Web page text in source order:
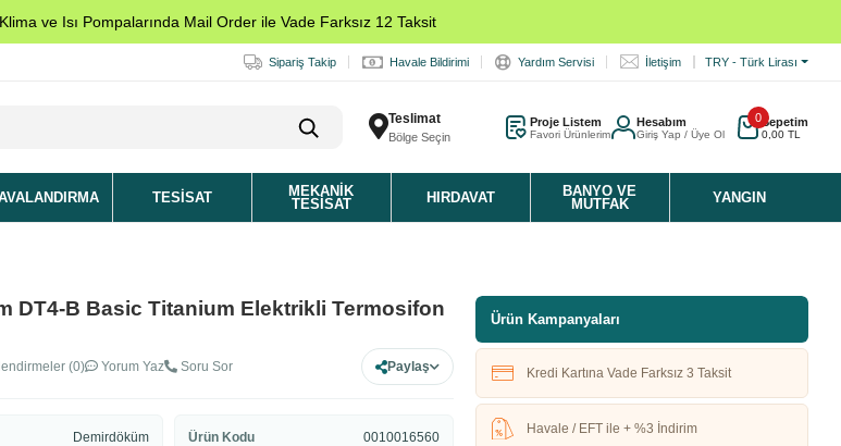
ve Isı Pompalarında Mail Order ile Vade Farksız 12 Taksit
Sipariş Takip Havale Bildirimi Yardım Servisi İletişim TRY - Türk Lirası
Teslimat
Bölge Seçin
Proje Listem
Favori Ürünlerim
Hesabım
Giriş Yap / Üye Ol
0Sepetim
0,00 TL
TESISAT
MEKANIK
TESISAT
HIRDAVAT
BANYO VE
MUTFAK
YANGIN
DT4-B Basic Titanium Elektrikli Termosifon
(0) Yorum Yaz Soru Sor Paylaş
Demirdöküm Ürün Kodu 0010016560
Ürün Kampanyaları
Kredi Kartına Vade Farksız 3 Taksit
Havale / EFT ile + %3 İndirim